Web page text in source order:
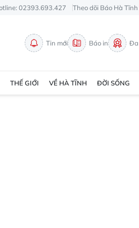
02393.693.427 Theo dõi Báo Hà
Tin mới Báo in Đa
THẾ GIỚI VỀ HÀ TĨNH ĐỜI SỐNG